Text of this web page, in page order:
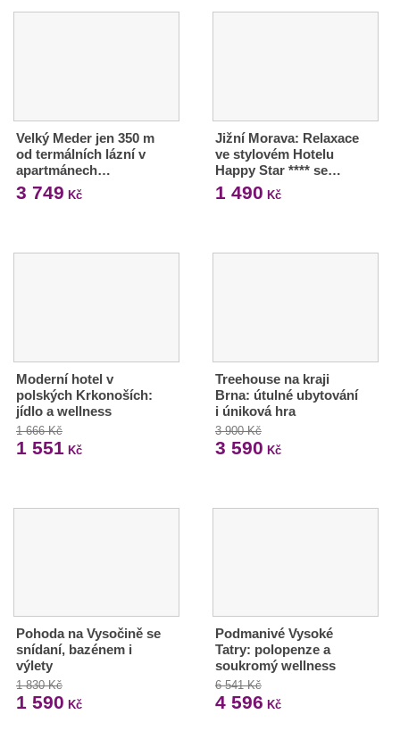
Velký Meder jen 350 m
od termálních lázní v
apartmánech…
3 749 Kč
Jižní Morava: Relaxace
ve stylovém Hotelu
Happy Star **** se…
1 490 Kč
Moderní hotel v
polských Krkonoších:
jídlo a wellness
1 666 Kč
1 551 Kč
Treehouse na kraji
Brna: útulné ubytování
i úniková hra
3 900 Kč
3 590 Kč
Pohoda na Vysočině se
snídaní, bazénem i
výlety
1 830 Kč
1 590 Kč
Podmanivé Vysoké
Tatry: polopenze a
soukromý wellness
6 541 Kč
4 596 Kč